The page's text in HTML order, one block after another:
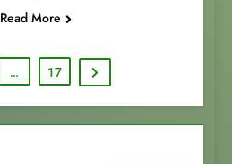
Read More
… 17